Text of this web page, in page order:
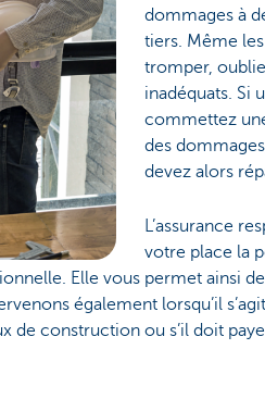
dommages à
tiers. Même
tromper,
inadéquats. Si
commettez
des
devez alors
L’assurance
votre place la
Elle vous permet ainsi
également lorsqu’il
de construction ou s’il doit